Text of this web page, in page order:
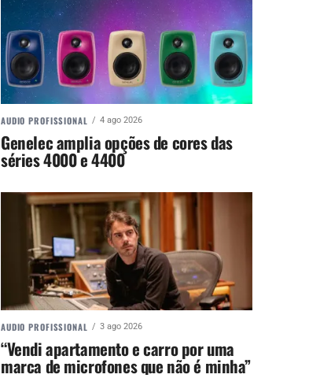
AUDIO PROFISSIONAL 4 ago 2026
Genelec amplia opções de cores das
séries 4000 e 4400
AUDIO PROFISSIONAL 3 ago 2026
“Vendi apartamento e carro por uma
marca de microfones que não é minha”